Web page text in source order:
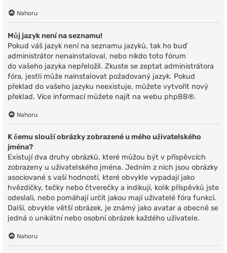
Nahoru
Můj jazyk není na seznamu!
Pokud váš jazyk není na seznamu jazyků, tak ho buď
administrátor nenainstaloval, nebo nikdo toto fórum
do vašeho jazyka nepřeložil. Zkuste se zeptat administrátora
fóra, jestli může nainstalovat požadovaný jazyk. Pokud
překlad do vašeho jazyku neexistuje, můžete vytvořit nový
překlad. Více informací můžete najít na webu phpBB®.
Nahoru
K čemu slouží obrázky zobrazené u mého uživatelského
jména?
Existují dva druhy obrázků, které můžou být v příspěvcích
zobrazeny u uživatelského jména. Jedním z nich jsou obrázky
asociované s vaší hodností, které obvykle vypadají jako
hvězdičky, tečky nebo čtverečky a indikují, kolik příspěvků jste
odeslali, nebo pomáhají určit jakou mají uživatelé fóra funkci.
Další, obvykle větší obrázek, je známý jako avatar a obecně se
jedná o unikátní nebo osobní obrázek každého uživatele.
Nahoru